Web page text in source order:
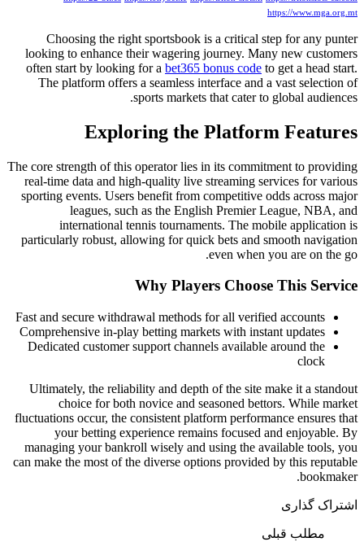
https://www.mga.org.mt
Choosing the right sportsbook is a critical step for any punter
looking to enhance their wagering journey. Many new customers
often start by looking for a bet365 bonus code to get a head start.
The platform offers a seamless interface and a vast selection of
sports markets that cater to global audiences.
Exploring the Platform Features
The core strength of this operator lies in its commitment to providing
real-time data and high-quality live streaming services for various
sporting events. Users benefit from competitive odds across major
leagues, such as the English Premier League, NBA, and
international tennis tournaments. The mobile application is
particularly robust, allowing for quick bets and smooth navigation
even when you are on the go.
Why Players Choose This Service
Fast and secure withdrawal methods for all verified accounts
Comprehensive in-play betting markets with instant updates
Dedicated customer support channels available around the
clock
Ultimately, the reliability and depth of the site make it a standout
choice for both novice and seasoned bettors. While market
fluctuations occur, the consistent platform performance ensures that
your betting experience remains focused and enjoyable. By
managing your bankroll wisely and using the available tools, you
can make the most of the diverse options provided by this reputable
bookmaker.
اشتراک گذاری
مطلب قبلی